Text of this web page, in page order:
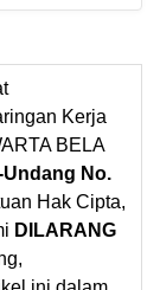
Kerja
BELA
No.
Hak Cipta,
DILARANG